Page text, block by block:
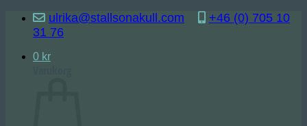
Skip
content
ulrika@stallsonakull.com
+46 (0) 705 10
31 76
0 kr